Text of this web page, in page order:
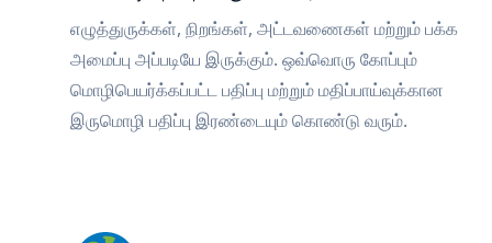
எழுத்துருக்கள், நிறங்கள், அட்டவணைகள் மற்றும் பக்க
அமைப்பு அப்படியே இருக்கும். ஒவ்வொரு கோப்பும்
மொழிபெயர்க்கப்பட்ட பதிப்பு மற்றும் மதிப்பாய்வுக்கான
இருமொழி பதிப்பு இரண்டையும் கொண்டு வரும்.